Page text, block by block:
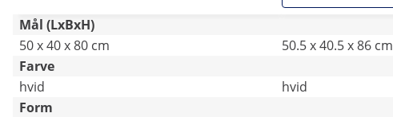
Mål (LxBxH)
50 x 40 x 80 cm
50.5 x 40.5 x 86 cm
Farve
hvid
hvid
Form